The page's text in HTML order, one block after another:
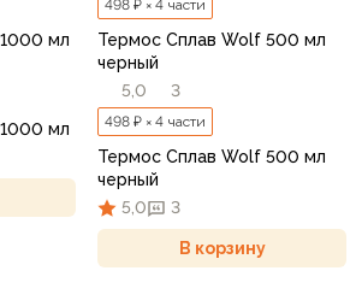
мл
мл
498 ₽ × 4 части
Термос Сплав Wolf 500 мл
черный
5,0
3
498 ₽ × 4 части
Термос Сплав Wolf 500 мл
черный
5,0
3
В корзину